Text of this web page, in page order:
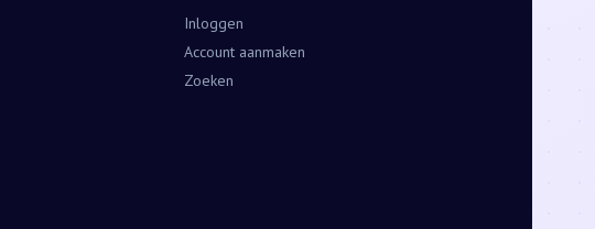
Inloggen
Account aanmaken
Zoeken